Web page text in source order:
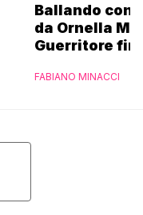
Ballando con
da Ornella
Guerritore
l’esclusiva di
FABIANO MINACCI